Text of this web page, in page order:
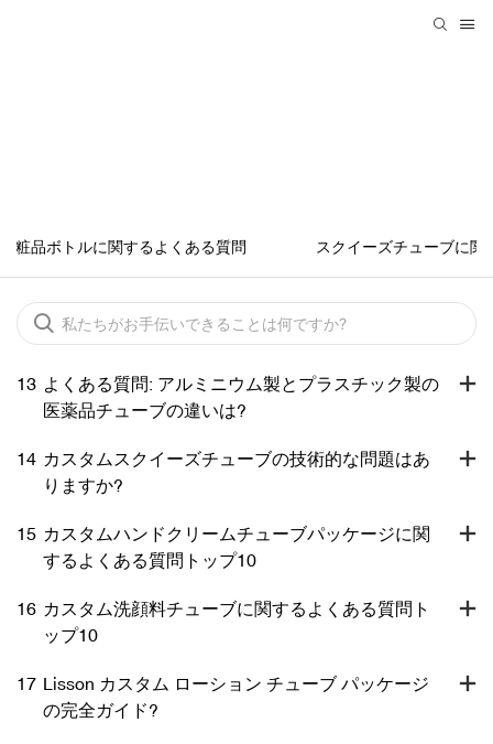
化粧品ボトルに関するよくある質問 スクイーズチューブに関
13 よくある質問: アルミニウム製とプラスチック製の
医薬品チューブの違いは?
14 カスタムスクイーズチューブの技術的な問題はあ
りますか?
15 カスタムハンドクリームチューブパッケージに関
するよくある質問トップ10
16 カスタム洗顔料チューブに関するよくある質問ト
ップ10
17 Lisson カスタム ローション チューブ パッケージ
の完全ガイド?